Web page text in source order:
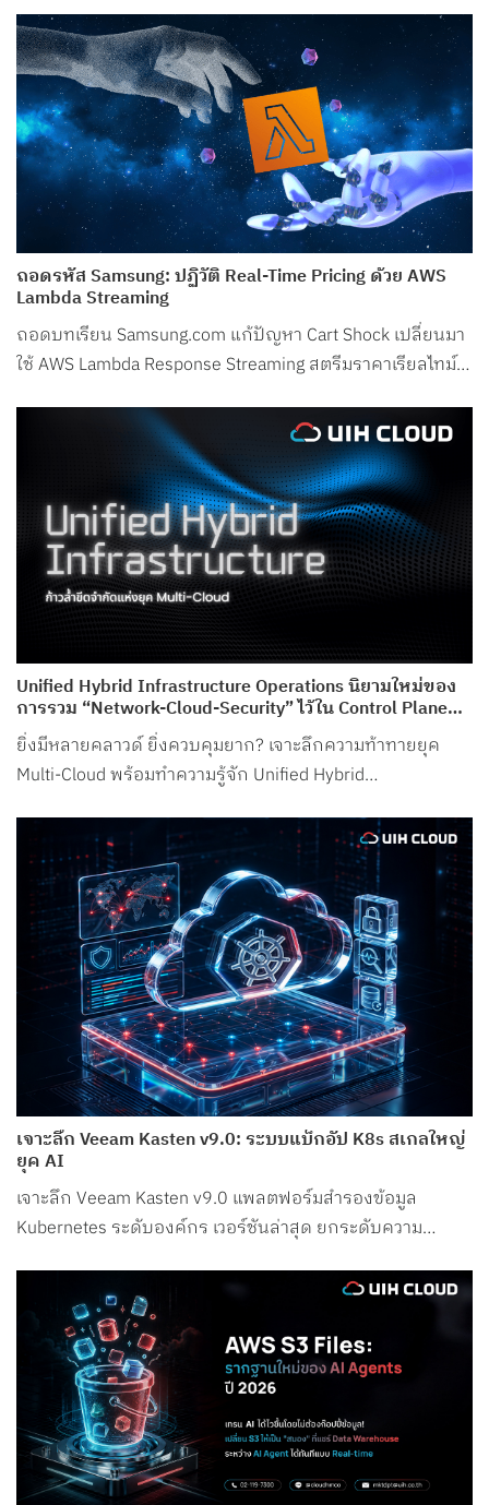
ถอดรหัส Samsung: ปฏิวัติ Real-Time Pricing ด้วย AWS
Lambda Streaming
ถอดบทเรียน Samsung.com แก้ปัญหา Cart Shock เปลี่ยนมา
ใช้ AWS Lambda Response Streaming สตรีมราคาเรียลไทม์
Unified Hybrid Infrastructure Operations นิยามใหม่ของ
การรวม “Network-Cloud-Security” ไว้ใน Control Plane
เดียว จาก UIH Cloud
ยิ่งมีหลายคลาวด์ ยิ่งควบคุมยาก? เจาะลึกความท้าทายยุค
Multi-Cloud พร้อมทำความรู้จัก Unified Hybrid
เจาะลึก Veeam Kasten v9.0: ระบบแบ็กอัป K8s สเกลใหญ่
ยุค AI
เจาะลึก Veeam Kasten v9.0 แพลตฟอร์มสำรองข้อมูล
Kubernetes ระดับองค์กร เวอร์ชันล่าสุด ยกระดับความ